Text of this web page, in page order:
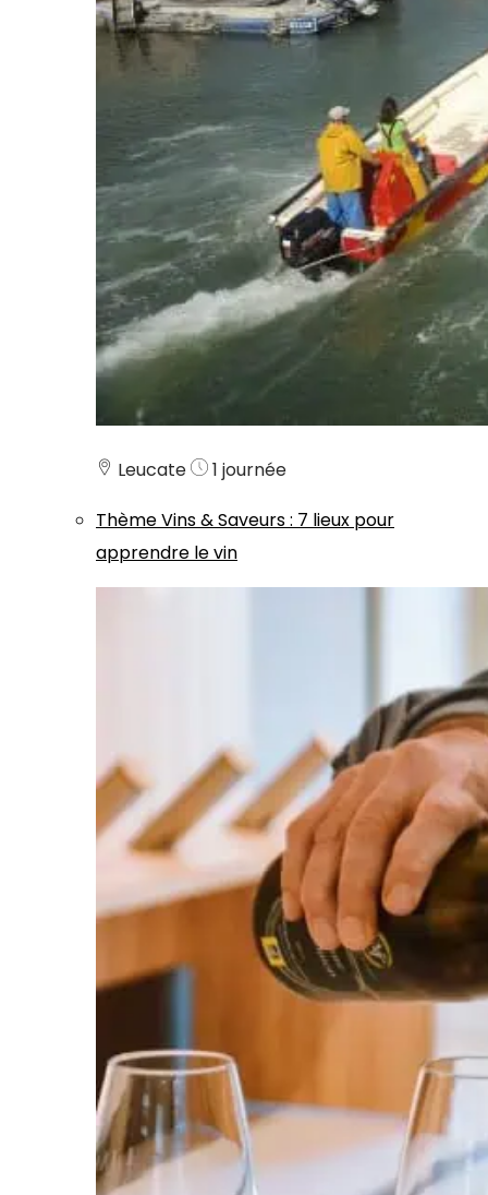
Leucate
1 journée
ThèmeVins & Saveurs: 7 lieux pour
apprendre le vin